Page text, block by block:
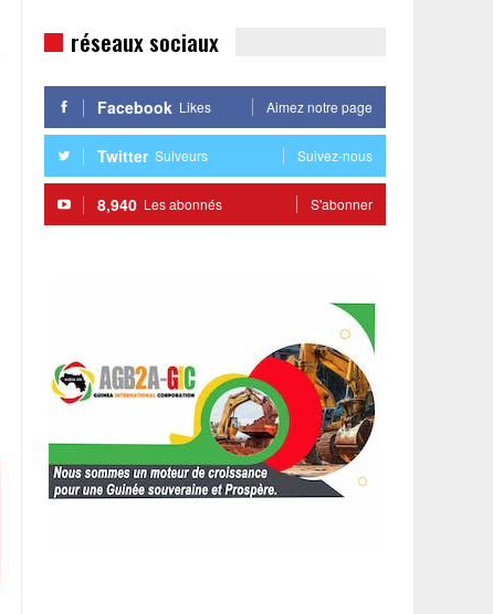
réseaux sociaux
Facebook Likes Aimez notre page
Twitter Suiveurs Suivez-nous
8,940 Les abonnés S'abonner